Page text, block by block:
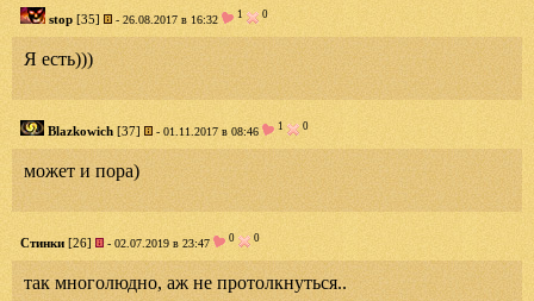
stop [35] - 26.08.2017 в 16:32 1 0
Я есть)))
Blazkowich [37] - 01.11.2017 в 08:46 1 0
может и пора)
Стинки [26] - 02.07.2019 в 23:47 0 0
так многолюдно, аж не протолкнуться..